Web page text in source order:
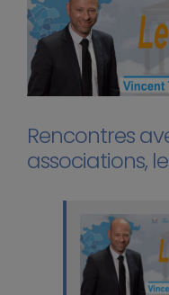
Rencontres
associations,